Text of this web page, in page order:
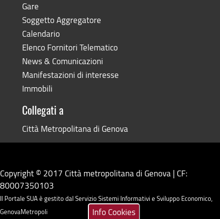
Gare
Soggetto Aggregatore
Calendario
Elenco Fornitori Telematico
News & Comunicazioni
Manifestazioni di interesse
Immobili
Collegati a
Città Metropolitana di Genova
Copyright © 2017 Città metropolitana di Genova | CF:
80007350103
Il Portale SUA è gestito dal Servizio Sistemi Informativi e Sviluppo Economico,
GenovaMetropoli
Info Cookies